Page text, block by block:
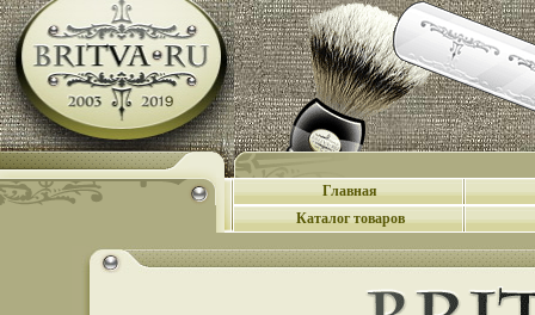
Главная
Каталог товаров